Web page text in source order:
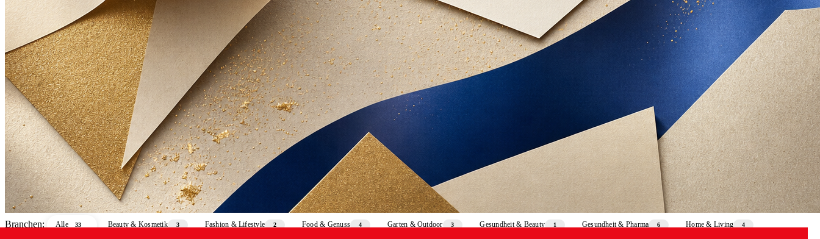
Branchen: Alle 33 Beauty & Kosmetik 3 Fashion & Lifestyle 2 Food & Genuss 4 Garten & Outdoor 3 Gesundheit & Beauty 1 Gesundheit & Pharma 6 Home & Living 4